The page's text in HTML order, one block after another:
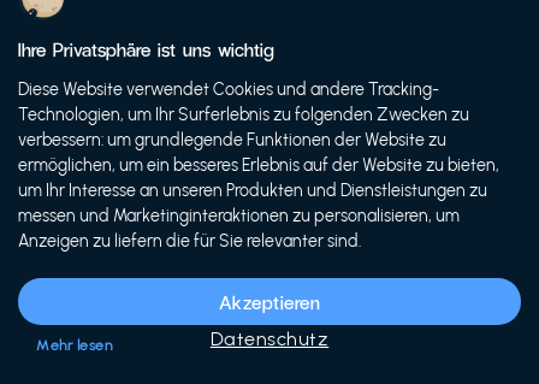
-20%
Siech Cycles
Entdecke den Schweizer Brand für urbane Fahrräder...
Mehr lesen
Ihre Privatsphäre ist uns wichtig
Diese Website verwendet Cookies und andere Tracking-
Technologien, um Ihr Surferlebnis zu folgenden Zwecken zu
verbessern: um grundlegende Funktionen der Website zu
ermöglichen, um ein besseres Erlebnis auf der Website zu bieten,
um Ihr Interesse an unseren Produkten und Dienstleistungen zu
messen und Marketinginteraktionen zu personalisieren, um
Anzeigen zu liefern die für Sie relevanter sind.
Akzeptieren
Datenschutz